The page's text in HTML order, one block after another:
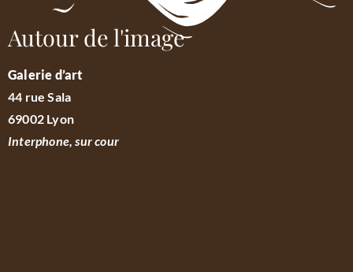
Autour de l'image
Galerie d’art
44 rue Sala
69002 Lyon
Interphone, sur cour